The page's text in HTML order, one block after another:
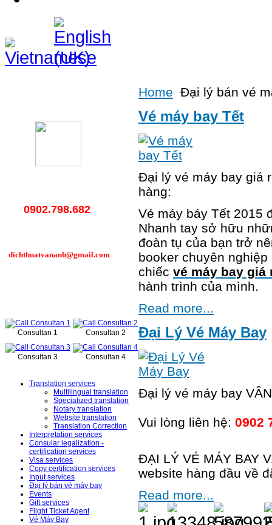
0902.798.682
dichthuatvananh@gmail.com
Consultan 1 Consultan 2
Consultan 3 Consultan 4
Translation services
Multilingual translation
Specialized translation
Notary translation
Website translation
Translation Correction
Interpretation services
Consular legalization -
certification services
Visa services
Copy certification services
Input services
Đại lý bán vé máy bay
Events
Gift services
Flight Ticket Agent
Vé Máy Bay
Home Đại lý bán vé
Vé máy bay Tết
Đại lý vé máy bay giá
hàng:
Vé máy báy Tết 2015
Nhanh tay sở hữu
đoàn tụ của bạn trở
booker chuyên
chiếc vé máy bay giá
hành trình của mình.
Read more...
Đại Lý Vé Máy Bay
Đại lý vé máy bay
Vui lòng liên hệ: 0902
ĐẠI LÝ VÉ MÁY BAY
website hàng đầu về
Read more...